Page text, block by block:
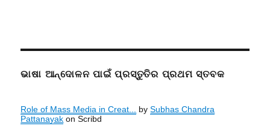
ଭାଷା ଆନ୍ଦୋଳନ ପାଇଁ ପ୍ରସ୍ତୁତିର ପ୍ରଥମ ସ୍ତବକ
Role of Mass Media in Creat... bySubhas Chandra
Pattanayak on Scribd